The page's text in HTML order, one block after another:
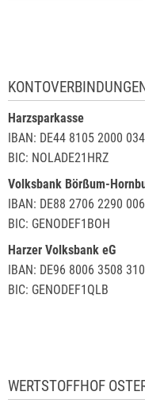
Harzsparkasse
IBAN: DE44 8105 2000
BIC: NOLADE21HRZ
Volksbank Börßum-
IBAN: DE88 2706 2290
BIC: GENODEF1BOH
Harzer Volksbank eG
IBAN: DE96 8006 3508
BIC: GENODEF1QLB
WERTSTOFFHOF